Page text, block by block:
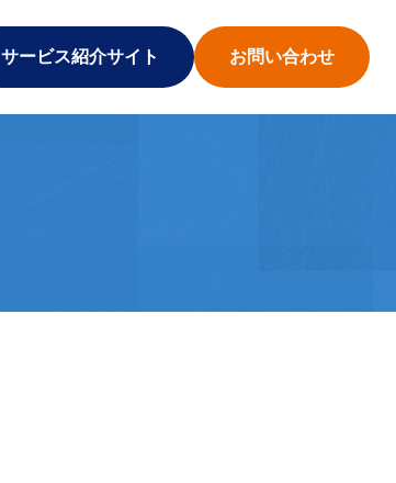
サービス紹介サイト お問い合わせ